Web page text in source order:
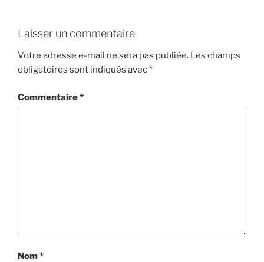
Laisser un commentaire
Votre adresse e-mail ne sera pas publiée. Les champs
obligatoires sont indiqués avec*
Commentaire*
Nom*